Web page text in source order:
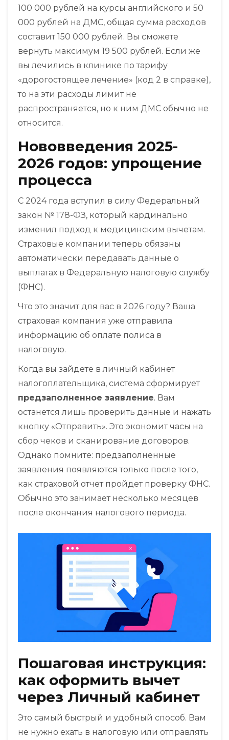
100 000 рублей на курсы английского и 50
000 рублей на ДМС, общая сумма расходов
составит 150 000 рублей. Вы сможете
вернуть максимум 19 500 рублей. Если же
вы лечились в клинике по тарифу
«дорогостоящее лечение» (код 2 в справке),
то на эти расходы лимит не
распространяется, но к ним ДМС обычно не
относится.
Нововведения 2025-
2026 годов: упрощение
процесса
С 2024 года вступил в силу Федеральный
закон № 178-ФЗ, который кардинально
изменил подход к медицинским вычетам.
Страховые компании теперь обязаны
автоматически передавать данные о
выплатах в Федеральную налоговую службу
(ФНС).
Что это значит для вас в 2026 году? Ваша
страховая компания уже отправила
информацию об оплате полиса в
налоговую.
Когда вы зайдете в личный кабинет
налогоплательщика, система сформирует
предзаполненное заявление. Вам
останется лишь проверить данные и нажать
кнопку «Отправить». Это экономит часы на
сбор чеков и сканирование договоров.
Однако помните: предзаполненные
заявления появляются только после того,
как страховой отчет пройдет проверку ФНС.
Обычно это занимает несколько месяцев
после окончания налогового периода.
Пошаговая инструкция:
как оформить вычет
через Личный кабинет
Это самый быстрый и удобный способ. Вам
не нужно ехать в налоговую или отправлять